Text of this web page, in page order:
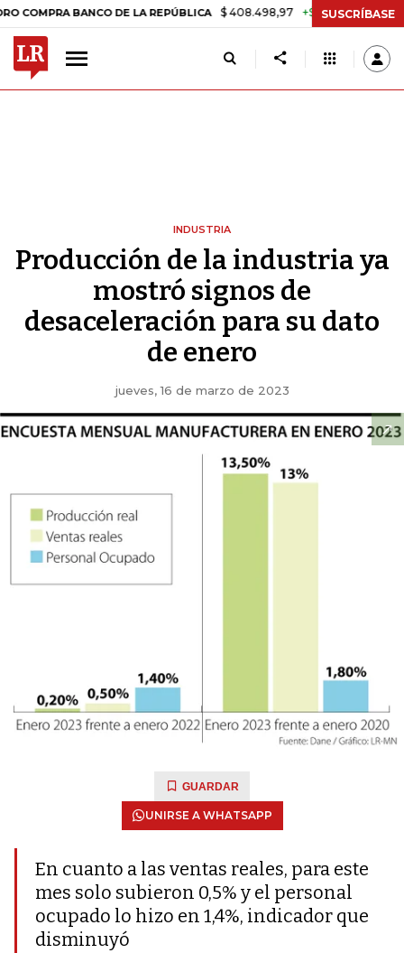
BANCO DE LA REPÚBLICA $ 408.498,97 +$ 8.753,81 +2,19%
SUSCRÍBASE
INDUSTRIA
Producción de la industria ya
mostró signos de
desaceleración para su dato
de enero
jueves, 16 de marzo de 2023
GUARDAR
UNIRSE A WHATSAPP
En cuanto a las ventas reales, para este
mes solo subieron 0,5% y el personal
ocupado lo hizo en 1,4%, indicador que
disminuyó